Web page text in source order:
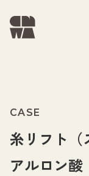
CASE
糸リフト（
アルロン